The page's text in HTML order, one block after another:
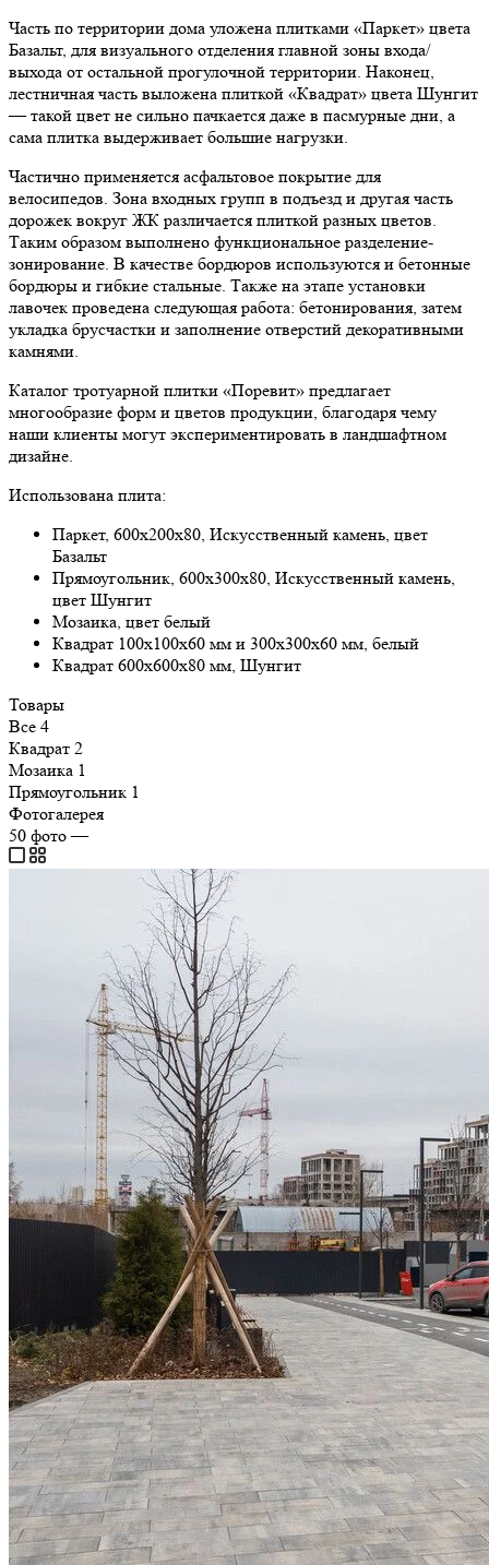
Часть по территории дома уложена плитками «Паркет» цвета
Базальт, для визуального отделения главной зоны входа/
выхода от остальной прогулочной территории. Наконец,
лестничная часть выложена плиткой «Квадрат» цвета Шунгит
— такой цвет не сильно пачкается даже в пасмурные дни, а
сама плитка выдерживает большие нагрузки.
Частично применяется асфальтовое покрытие для
велосипедов. Зона входных групп в подъезд и другая часть
дорожек вокруг ЖК различается плиткой разных цветов.
Таким образом выполнено функциональное разделение-
зонирование. В качестве бордюров используются и бетонные
бордюры и гибкие стальные. Также на этапе установки
лавочек проведена следующая работа: бетонирования, затем
укладка брусчастки и заполнение отверстий декоративными
камнями.
Каталог тротуарной плитки «Поревит» предлагает
многообразие форм и цветов продукции, благодаря чему
наши клиенты могут экспериментировать в ландшафтном
дизайне.
Использована плита:
Паркет, 600х200х80, Искусственный камень, цвет
Базальт
Прямоугольник, 600х300х80, Искусственный камень,
цвет Шунгит
Мозаика, цвет белый
Квадрат 100х100х60 мм и 300х300х60 мм, белый
Квадрат 600х600х80 мм, Шунгит
Товары
Все 4
Квадрат 2
Мозаика 1
Прямоугольник 1
Фотогалерея
50 фото—